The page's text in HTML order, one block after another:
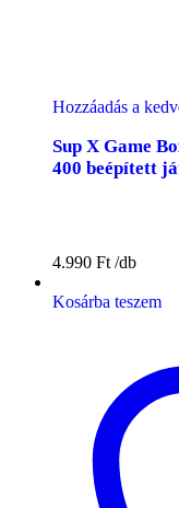
Hozzáadás a
Sup X Game
400 beépített
4.990 Ft
Kosárba teszem